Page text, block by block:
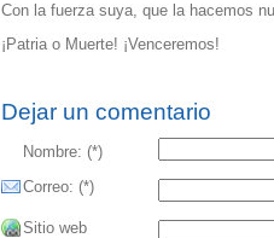
Con la fuerza suya, que la hacemos
¡Patria o Muerte! ¡Venceremos!
Dejar un comentario
Nombre: (*)
Correo: (*)
Sitio web